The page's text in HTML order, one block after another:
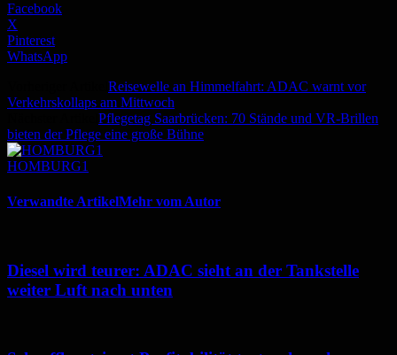
Facebook
X
Pinterest
WhatsApp
Reisewelle an Himmelfahrt: ADAC warnt vor
Verkehrskollaps am Mittwoch
Pflegetag Saarbrücken: 70 Stände und VR-Brillen
bieten der Pflege eine große Bühne
HOMBURG1
Verwandte ArtikelMehr vom Autor
Diesel wird teurer: ADAC sieht an der Tankstelle
weiter Luft nach unten